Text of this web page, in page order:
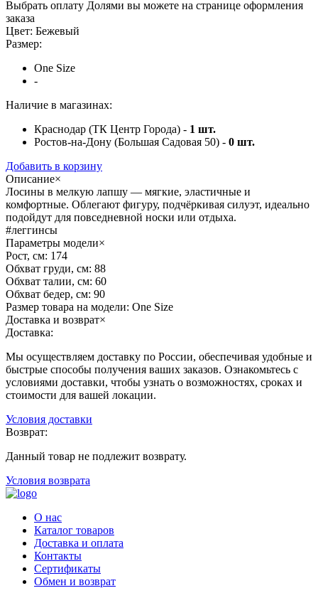
Выбрать оплату Долями вы можете на странице оформления
заказа
Цвет: Бежевый
Размер:
One Size
-
Наличие в магазинах:
Краснодар (ТК Центр Города) - 1 шт.
Ростов-на-Дону (Большая Садовая 50) - 0 шт.
Добавить в корзину
Описание×
Лосины в мелкую лапшу — мягкие, эластичные и
комфортные. Облегают фигуру, подчёркивая силуэт, идеально
подойдут для повседневной носки или отдыха.
#леггинсы
Параметры модели×
Рост, см: 174
Обхват груди, см: 88
Обхват талии, см: 60
Обхват бедер, см: 90
Размер товара на модели: One Size
Доставка и возврат×
Доставка:
Мы осуществляем доставку по России, обеспечивая удобные и
быстрые способы получения ваших заказов. Ознакомьтесь с
условиями доставки, чтобы узнать о возможностях, сроках и
стоимости для вашей локации.
Условия доставки
Возврат:
Данный товар не подлежит возврату.
Условия возврата
О нас
Каталог товаров
Доставка и оплата
Контакты
Сертификаты
Обмен и возврат